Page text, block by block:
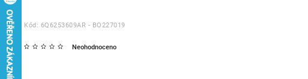
Kód: 6Q6253609AR - BO227019
Neohodnoceno